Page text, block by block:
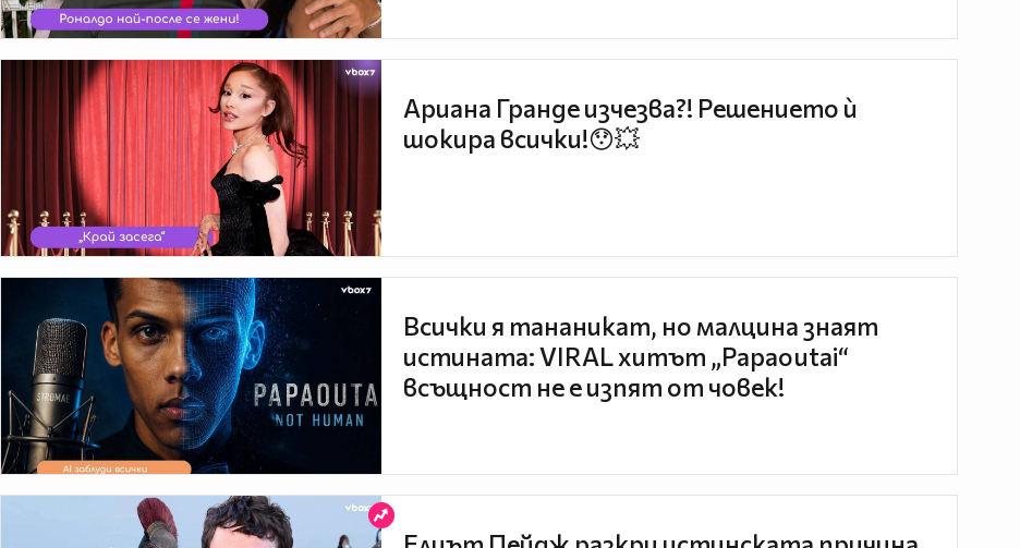
Ариана Гранде изчезва?! Решението ѝ
шокира всички!😯💥
Всички я тананикат, но малцина знаят
истината: VIRAL хитът „Papaoutai“
всъщност не е изпят от човек!